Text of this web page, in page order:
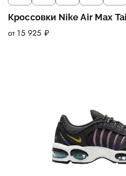
Кроссовки Nike Air Max
от 15 925 ₽